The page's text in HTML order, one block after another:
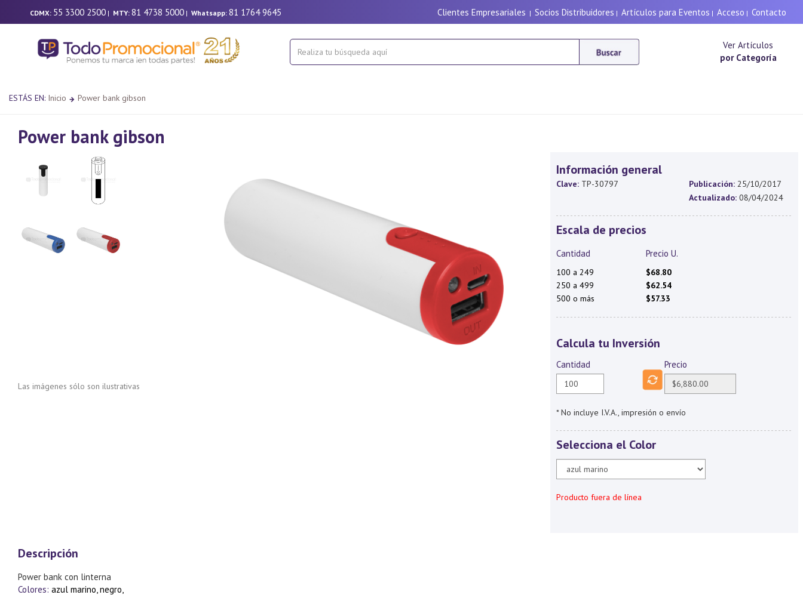
CDMX: 55 3300 2500 | MTY: 81 4738 5000 | Whatsapp: 81 1764 9645 Clientes Empresariales | Socios Distribuidores | Artículos para Eventos | Acceso | Contacto
Ver Artículos
por Categoría
ESTÁS EN: Inicio Power bank gibson
Power bank gibson
Las imágenes sólo son ilustrativas
Información general
Clave: TP-30797 Publicación: 25/10/2017
Actualizado: 08/04/2024
Escala de precios
Cantidad Precio U.
100 a 249
$68.80
250 a 499
$62.54
500 o más
$57.33
Calcula tu Inversión
Cantidad Precio
* No incluye I.V.A., impresión o envío
Selecciona el Color
Producto fuera de línea
Descripción
Power bank con linterna
Colores: azul marino, negro,